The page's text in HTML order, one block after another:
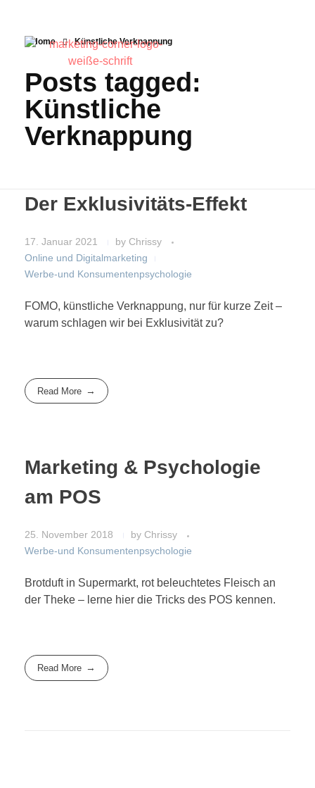
Home Künstliche Verknappung
Posts tagged:
Künstliche
Verknappung
Der Exklusivitäts-Effekt
17. Januar 2021 by Chrissy
Online und Digitalmarketing
Werbe-und Konsumentenpsychologie
FOMO, künstliche Verknappung, nur für kurze Zeit –
warum schlagen wir bei Exklusivität zu?
Read More
Marketing & Psychologie
am POS
25. November 2018 by Chrissy
Werbe-und Konsumentenpsychologie
Brotduft in Supermarkt, rot beleuchtetes Fleisch an
der Theke – lerne hier die Tricks des POS kennen.
Read More